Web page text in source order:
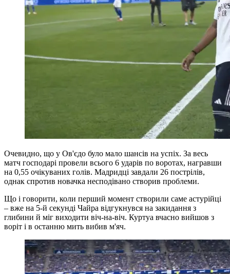
Очевидно, що у Ов'єдо було мало шансів на успіх. За весь
матч господарі провели всього 6 ударів по воротах, награвши
на 0,55 очікуваних голів. Мадридці завдали 26 пострілів,
однак спротив новачка несподівано створив проблеми.
Що і говорити, коли перший момент створили саме астурійці
– вже на 5-й секунді Чайра відгукнувся на закидання з
глибини й міг виходити віч-на-віч. Куртуа вчасно вийшов з
воріт і в останню мить вибив м'яч.